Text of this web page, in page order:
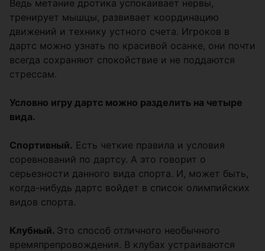
Ведь метание дротика успокаивает нервы,
тренирует мышцы, развивает координацию
движений и технику устного счета. Игроков в
дартс можно узнать по красивой осанке, они почти
всегда сохраняют спокойствие и не поддаются
стрессам.
Условно игру дартс можно разделить на четыре
вида.
Спортивный. Есть четкие правила и условия
соревнований по дартсу. А это говорит о
серьезности данного вида спорта. И, может быть,
когда-нибудь дартс войдет в список олимпийских
видов спорта.
Клубный. Это способ отличного необычного
времяпрепровождения. В клубах устраиваются